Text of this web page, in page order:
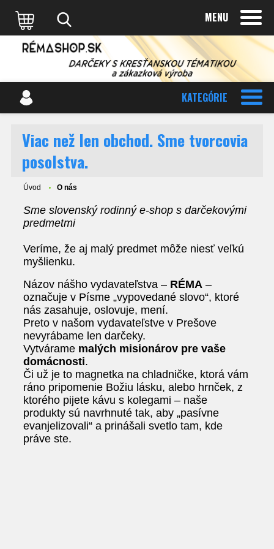
MENU
KATEGÓRIE
Viac než len obchod. Sme tvorcovia
posolstva.
Úvod O nás
Sme slovenský rodinný e-shop s darčekovými
predmetmi
Veríme, že aj malý predmet môže niesť veľkú
myšlienku.
Názov nášho vydavateľstva – RÉMA –
označuje v Písme „vypovedané slovo“, ktoré
nás zasahuje, oslovuje, mení.
Preto v našom vydavateľstve v Prešove
nevyrábame len darčeky.
Vytvárame malých misionárov pre vaše
domácnosti.
Či už je to magnetka na chladničke, ktorá vám
ráno pripomenie Božiu lásku, alebo hrnček, z
ktorého pijete kávu s kolegami – naše
produkty sú navrhnuté tak, aby „pasívne
evanjelizovali“ a prinášali svetlo tam, kde
práve ste.